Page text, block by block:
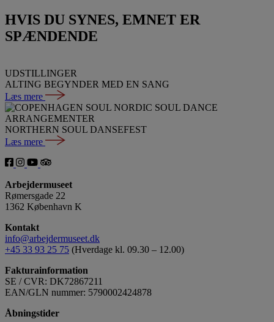
HVIS DU SYNES, EMNET ER
SPÆNDENDE
UDSTILLINGER
ALTING BEGYNDER MED EN SANG
Læs mere
ARRANGEMENTER
NORTHERN SOUL DANSEFEST
Læs mere
Arbejdermuseet
Rømersgade 22
1362 København K
Kontakt
info@arbejdermuseet.dk
+45 33 93 25 75 (Hverdage kl. 09.30 – 12.00)
Fakturainformation
SE / CVR: DK72867211
EAN/GLN nummer: 5790002424878
Åbningstider